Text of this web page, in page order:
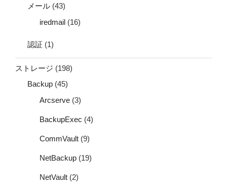
メール (43)
iredmail (16)
認証 (1)
ストレージ (198)
Backup (45)
Arcserve (3)
BackupExec (4)
CommVault (9)
NetBackup (19)
NetVault (2)